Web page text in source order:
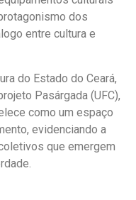
dos
entre cultura e
do Estado do Ceará,
Pasárgada (UFC),
como um espaço
evidenciando a
que emergem